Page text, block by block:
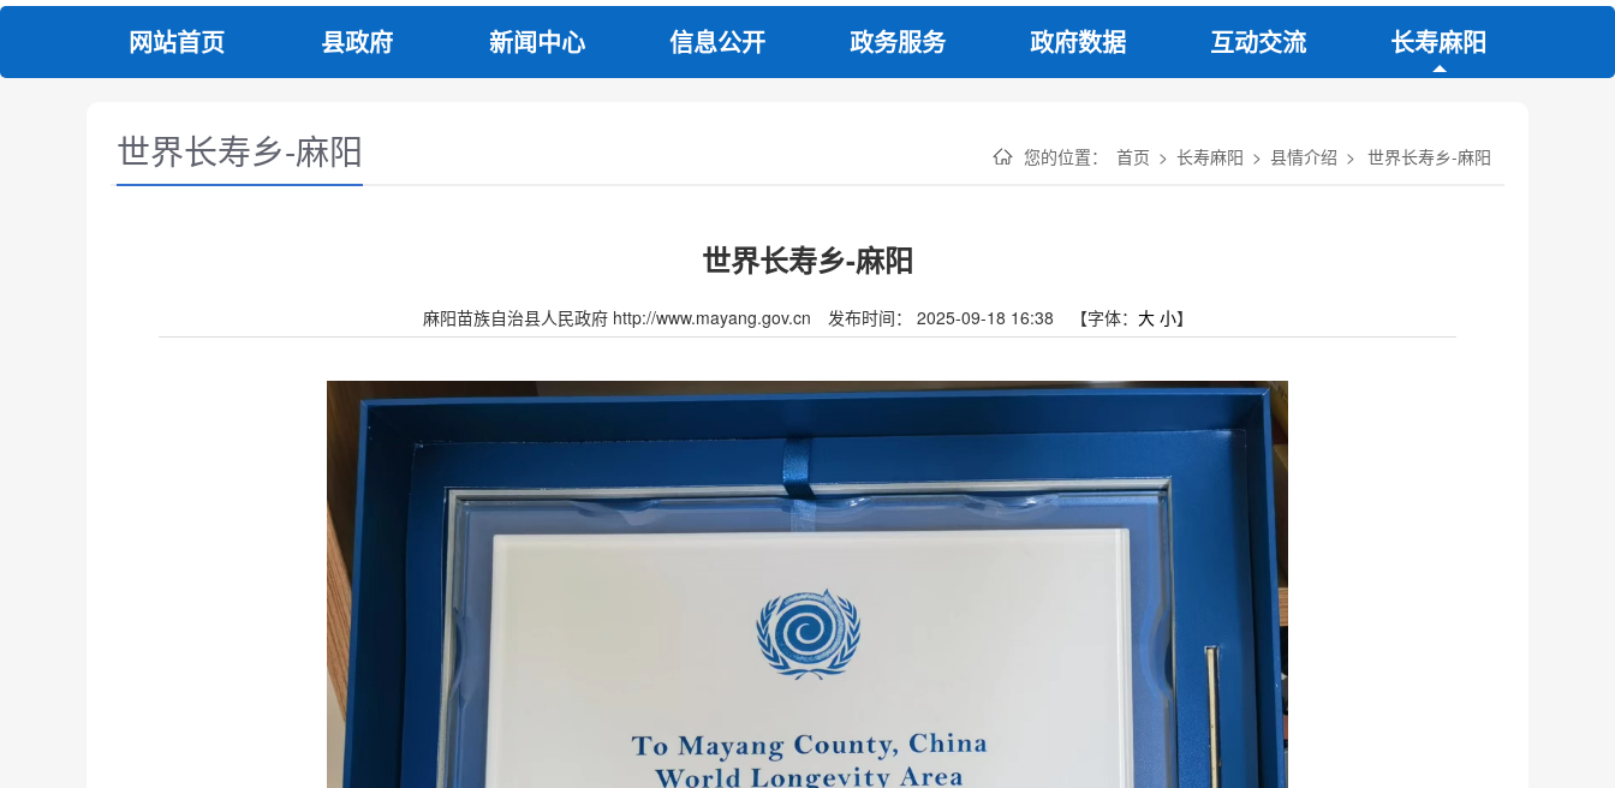
网站首页 县政府 新闻中心 信息公开 政务服务 政府数据 互动交流 长寿麻阳
您的位置： 首页 > 长寿麻阳 > 县情介绍 > 世界长寿乡-麻阳
世界长寿乡-麻阳
世界长寿乡-麻阳
麻阳苗族自治县人民政府 http://www.mayang.gov.cn 发布时间： 2025-09-18 16:38 【字体： 大 小】